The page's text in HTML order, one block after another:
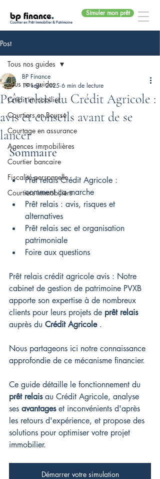
bp finance.
Courtier en Prêt Immobilier & Patrimoine
Simuler mon prêt
Post
Tous nos guides
Crédit immobilier
Courtiers en Bourse
Courtage en assurance
Agences immobilières
Courtier bancaire
Fiscalité personnelle
Courtiers immobiliers
Tous nos guides
Prêt relais du Crédit Agricole :
avis et conseils avant de se
lancer
BP Finance
19 sept. 2025 6 min de lecture
Sommaire
Prêt relais Crédit Agricole :
comment ça marche
Prêt relais : avis, risques et
alternatives
Prêt relais sec et organisation
patrimoniale
Foire aux questions
Prêt relais crédit agricole avis : Notre
cabinet de gestion de patrimoine PVXB
apporte son expertise à de nombreux
clients pour leurs projets de prêt relais
auprès du Crédit Agricole .
Nous partageons ici notre connaissance
approfondie de ce mécanisme financier.
Ce guide détaille le fonctionnement du
prêt relais au Crédit Agricole, analyse
ses avantages et inconvénients d'après
les retours d'expérience, et propose des
solutions pour optimiser votre projet
immobilier.
Démarrer votre simulation